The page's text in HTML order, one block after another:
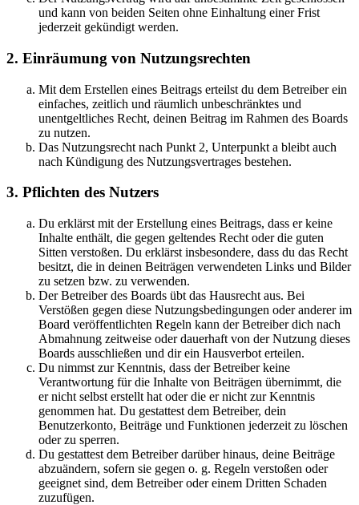
und kann von beiden Seiten ohne Einhaltung einer Frist
jederzeit gekündigt werden.
2. Einräumung von Nutzungsrechten
Mit dem Erstellen eines Beitrags erteilst du dem Betreiber ein
einfaches, zeitlich und räumlich unbeschränktes und
unentgeltliches Recht, deinen Beitrag im Rahmen des Boards
zu nutzen.
Das Nutzungsrecht nach Punkt 2, Unterpunkt a bleibt auch
nach Kündigung des Nutzungsvertrages bestehen.
3. Pflichten des Nutzers
Du erklärst mit der Erstellung eines Beitrags, dass er keine
Inhalte enthält, die gegen geltendes Recht oder die guten
Sitten verstoßen. Du erklärst insbesondere, dass du das Recht
besitzt, die in deinen Beiträgen verwendeten Links und Bilder
zu setzen bzw. zu verwenden.
Der Betreiber des Boards übt das Hausrecht aus. Bei
Verstößen gegen diese Nutzungsbedingungen oder anderer im
Board veröffentlichten Regeln kann der Betreiber dich nach
Abmahnung zeitweise oder dauerhaft von der Nutzung dieses
Boards ausschließen und dir ein Hausverbot erteilen.
Du nimmst zur Kenntnis, dass der Betreiber keine
Verantwortung für die Inhalte von Beiträgen übernimmt, die
er nicht selbst erstellt hat oder die er nicht zur Kenntnis
genommen hat. Du gestattest dem Betreiber, dein
Benutzerkonto, Beiträge und Funktionen jederzeit zu löschen
oder zu sperren.
Du gestattest dem Betreiber darüber hinaus, deine Beiträge
abzuändern, sofern sie gegen o. g. Regeln verstoßen oder
geeignet sind, dem Betreiber oder einem Dritten Schaden
zuzufügen.